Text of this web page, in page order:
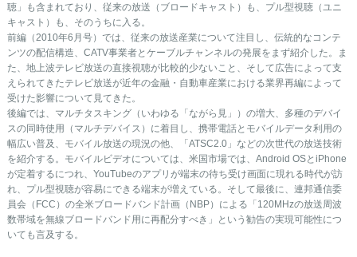
聴」も含まれており、従来の放送（ブロードキャスト）も、プル型視聴（ユニ
キャスト）も、そのうちに入る。
前編（2010年6月号）では、従来の放送産業について注目し、伝統的なコンテ
ンツの配信構造、CATV事業者とケーブルチャンネルの発展をまず紹介した。ま
た、地上波テレビ放送の直接視聴が比較的少ないこと、そして広告によって支
えられてきたテレビ放送が近年の金融・自動車産業における業界再編によって
受けた影響について見てきた。
後編では、マルチタスキング（いわゆる「ながら見」）の増大、多種のデバイ
スの同時使用（マルチデバイス）に着目し、携帯電話とモバイルデータ利用の
幅広い普及、モバイル放送の現況の他、「ATSC2.0」などの次世代の放送技術
を紹介する。モバイルビデオについては、米国市場では、Android OSとiPhone
が定着するにつれ、YouTubeのアプリが端末の待ち受け画面に現れる時代が訪
れ、プル型視聴が容易にできる端末が増えている。そして最後に、連邦通信委
員会（FCC）の全米ブロードバンド計画（NBP）による「120MHzの放送周波
数帯域を無線ブロードバンド用に再配分すべき」という勧告の実現可能性につ
いても言及する。